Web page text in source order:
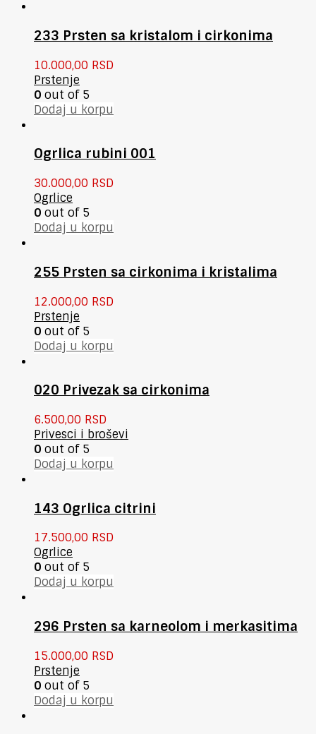
233 Prsten sa kristalom i cirkonima
10.000,00 RSD
Prstenje
0 out of 5
Dodaj u korpu
Ogrlica rubini 001
30.000,00 RSD
Ogrlice
0 out of 5
Dodaj u korpu
255 Prsten sa cirkonima i kristalima
12.000,00 RSD
Prstenje
0 out of 5
Dodaj u korpu
020 Privezak sa cirkonima
6.500,00 RSD
Privesci i broševi
0 out of 5
Dodaj u korpu
143 Ogrlica citrini
17.500,00 RSD
Ogrlice
0 out of 5
Dodaj u korpu
296 Prsten sa karneolom i merkasitima
15.000,00 RSD
Prstenje
0 out of 5
Dodaj u korpu